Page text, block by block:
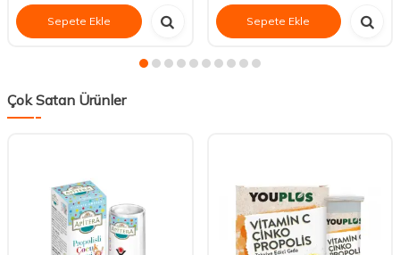
Sepete Ekle Sepete Ekle
Çok Satan Ürünler